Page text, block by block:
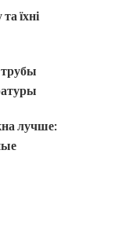
їхні
лучше: